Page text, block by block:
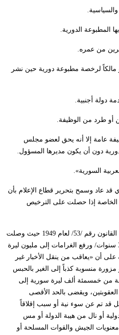
مالكاً لرخصة مطبوعة دورية حين نشر
عامة إلا أنه يحق لعضو مجلس
دون أن يكون مديرها المسؤول.
قد عاد وسمح بتحرير قطاع الإعلام بأن
إذا حصلت على الترخيص
ولكنه شدد العقوبات مقارنة لها مع القانون رقم /53/ لعام 1949 حيث وصلت
بعض العقوبات إلى السجن لمدة /3 سنوات/ ورفع الغرامات إلى مليون ليرة
نصت المادة /51/ منه على أن «يعاقب من ينقل الأخبار غير
مزورة منسوبة كذباً إلى الغير بالحبس
من خمسمئة ألف ليرة سورية إلى
ويقضى بالحد الأقصى
قد تم عن سوء نية أو سبب إقلاقاً
أو نال من هيبة الدولة أو مس
الجيش والقوات المسلحة أو